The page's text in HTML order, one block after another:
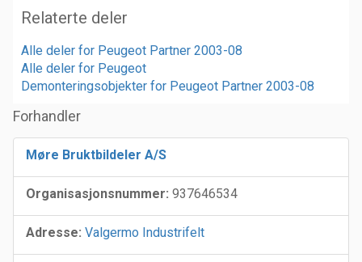
Relaterte deler
Alle deler for Peugeot Partner 2003-08
Alle deler for Peugeot
Demonteringsobjekter for Peugeot Partner 2003-08
Forhandler
Møre Bruktbildeler A/S
Organisasjonsnummer: 937646534
Adresse: Valgermo Industrifelt